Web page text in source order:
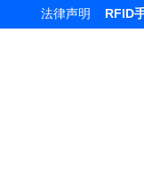
法律声明 RFID